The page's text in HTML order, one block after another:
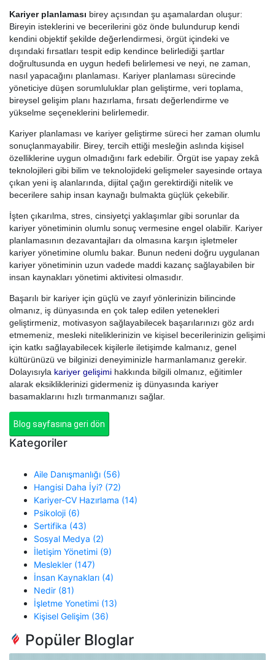
Kariyer planlaması birey açısından şu aşamalardan oluşur:
Bireyin isteklerini ve becerilerini göz önde bulundurup kendi
kendini objektif şekilde değerlendirmesi, örgüt içindeki ve
dışındaki fırsatları tespit edip kendince belirlediği şartlar
doğrultusunda en uygun hedefi belirlemesi ve neyi, ne zaman,
nasıl yapacağını planlaması. Kariyer planlaması sürecinde
yöneticiye düşen sorumluluklar plan geliştirme, veri toplama,
bireysel gelişim planı hazırlama, fırsatı değerlendirme ve
yükselme seçeneklerini belirlemedir.
Kariyer planlaması ve kariyer geliştirme süreci her zaman olumlu
sonuçlanmayabilir. Birey, tercih ettiği mesleğin aslında kişisel
özelliklerine uygun olmadığını fark edebilir. Örgüt ise yapay zekâ
teknolojileri gibi bilim ve teknolojideki gelişmeler sayesinde ortaya
çıkan yeni iş alanlarında, dijital çağın gerektirdiği nitelik ve
becerilere sahip insan kaynağı bulmakta güçlük çekebilir.
İşten çıkarılma, stres, cinsiyetçi yaklaşımlar gibi sorunlar da
kariyer yönetiminin olumlu sonuç vermesine engel olabilir. Kariyer
planlamasının dezavantajları da olmasına karşın işletmeler
kariyer yönetimine olumlu bakar. Bunun nedeni doğru uygulanan
kariyer yönetiminin uzun vadede maddi kazanç sağlayabilen bir
insan kaynakları yönetimi aktivitesi olmasıdır.
Başarılı bir kariyer için güçlü ve zayıf yönlerinizin bilincinde
olmanız, iş dünyasında en çok talep edilen yetenekleri
geliştirmeniz, motivasyon sağlayabilecek başarılarınızı göz ardı
etmemeniz, mesleki niteliklerinizin ve kişisel becerilerinizin gelişimi
için katkı sağlayabilecek kişilerle iletişimde kalmanız, genel
kültürünüzü ve bilginizi deneyiminizle harmanlamanız gerekir.
Dolayısıyla kariyer gelişimi hakkında bilgili olmanız, eğitimler
alarak eksikliklerinizi gidermeniz iş dünyasında kariyer
basamaklarını hızlı tırmanmanızı sağlar.
Blog sayfasına geri dön
Kategoriler
Aile Danışmanlığı (56)
Hangisi Daha İyi? (72)
Kariyer-CV Hazırlama (14)
Psikoloji (6)
Sertifika (43)
Sosyal Medya (2)
İletişim Yönetimi (9)
Meslekler (147)
İnsan Kaynakları (4)
Nedir (81)
İşletme Yonetimi (13)
Kişisel Gelişim (36)
Popüler Bloglar